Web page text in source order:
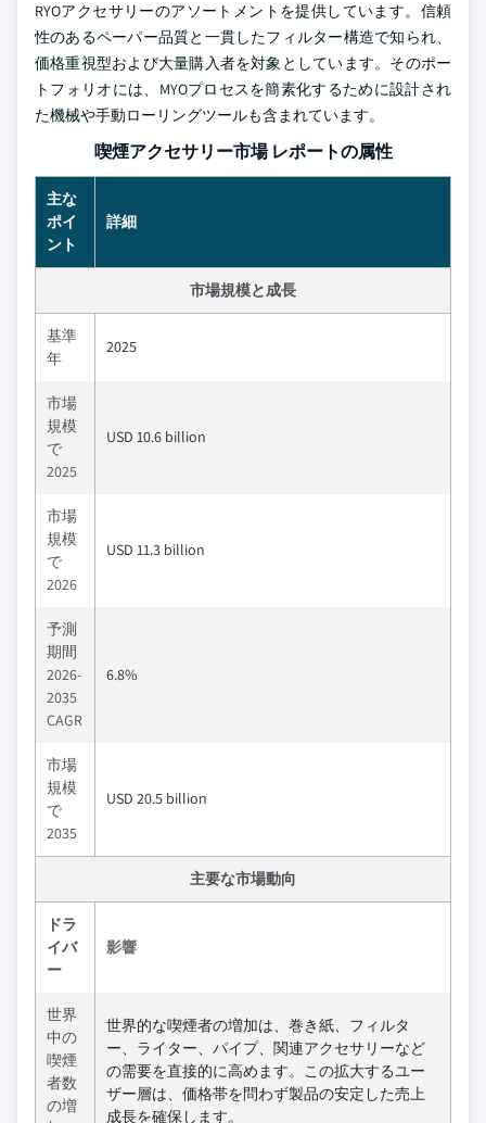
RYOアクセサリーのアソートメントを提供しています。信頼
性のあるペーパー品質と一貫したフィルター構造で知られ、
価格重視型および大量購入者を対象としています。そのポー
トフォリオには、MYOプロセスを簡素化するために設計され
た機械や手動ローリングツールも含まれています。
喫煙アクセサリー市場 レポートの属性
主な
ポイ
ント
詳細
市場規模と成長
基準
年
2025
市場
規模
で
2025
USD 10.6 billion
市場
規模
で
2026
USD 11.3 billion
予測
期間
2026-
2035
CAGR
6.8%
市場
規模
で
2035
USD 20.5 billion
主要な市場動向
ドラ
イバ
ー
影響
世界
中の
喫煙
者数
の増
世界的な喫煙者の増加は、巻き紙、フィルタ
ー、ライター、パイプ、関連アクセサリーなど
の需要を直接的に高めます。この拡大するユー
ザー層は、価格帯を問わず製品の安定した売上
成長を確保します。